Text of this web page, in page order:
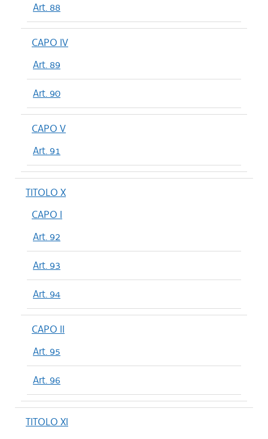
Art. 88
CAPO IV
Art. 89
Art. 90
CAPO V
Art. 91
TITOLO X
CAPO I
Art. 92
Art. 93
Art. 94
CAPO II
Art. 95
Art. 96
TITOLO XI